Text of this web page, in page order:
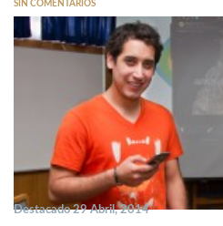
SIN COMENTARIOS
Destacado 29 Abril, 2014